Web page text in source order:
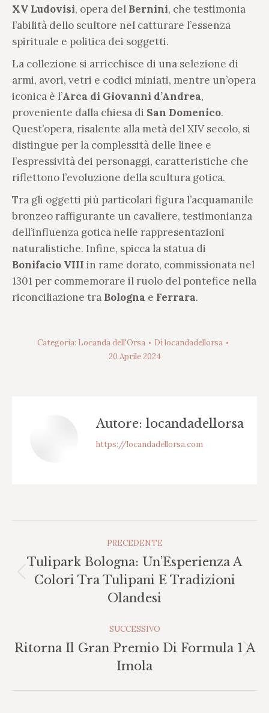
XV Ludovisi, opera del Bernini, che testimonia
l’abilità dello scultore nel catturare l’essenza
spirituale e politica dei soggetti.
La collezione si arricchisce di una selezione di
armi, avori, vetri e codici miniati, mentre un’opera
iconica è l’Arca di Giovanni d’Andrea,
proveniente dalla chiesa di San Domenico.
Quest’opera, risalente alla metà del XIV secolo, si
distingue per la complessità delle linee e
l’espressività dei personaggi, caratteristiche che
riflettono l’evoluzione della scultura gotica.
Tra gli oggetti più particolari figura l’acquamanile
bronzeo raffigurante un cavaliere, testimonianza
dell’influenza gotica nelle rappresentazioni
naturalistiche. Infine, spicca la statua di
Bonifacio VIII in rame dorato, commissionata nel
1301 per commemorare il ruolo del pontefice nella
riconciliazione tra Bologna e Ferrara.
Categoria: Locanda dell'Orsa Dilocandadellorsa
20 Aprile 2024
Autore: locandadellorsa
https://locandadellorsa.com
Post
PRECEDENTE
Post
precedente:
Tulipark Bologna: Un’Esperienza A
Colori Tra Tulipani E Tradizioni
Olandesi
SUCCESSIVO
Prossimo
post:
Ritorna Il Gran Premio Di Formula 1 A
Imola